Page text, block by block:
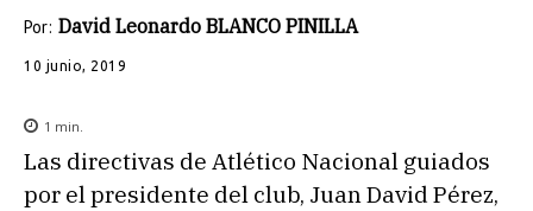
Por: David Leonardo BLANCO PINILLA
10 junio, 2019
1 min.
Las directivas de Atlético Nacional guiados
por el presidente del club, Juan David Pérez,